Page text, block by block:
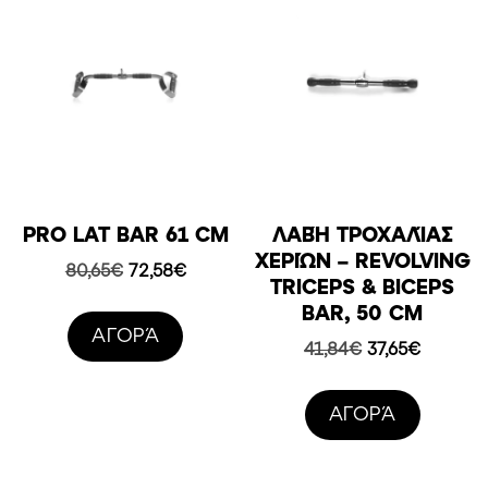
PRO LAT BAR 61 CM
80,65€ Original
was:
80,65€.
72,58€Η
AΓΟΡΆ
ΛΑΒΉ TΡΟΧΑΛΊΑΣ
XΕΡΙΏΝ – REVOLVING
TRICEPS & BICEPS
BAR, 50 CM
41,84€ Original
was:
41,84€.
37,65€Η
είναι:
AΓΟΡΆ